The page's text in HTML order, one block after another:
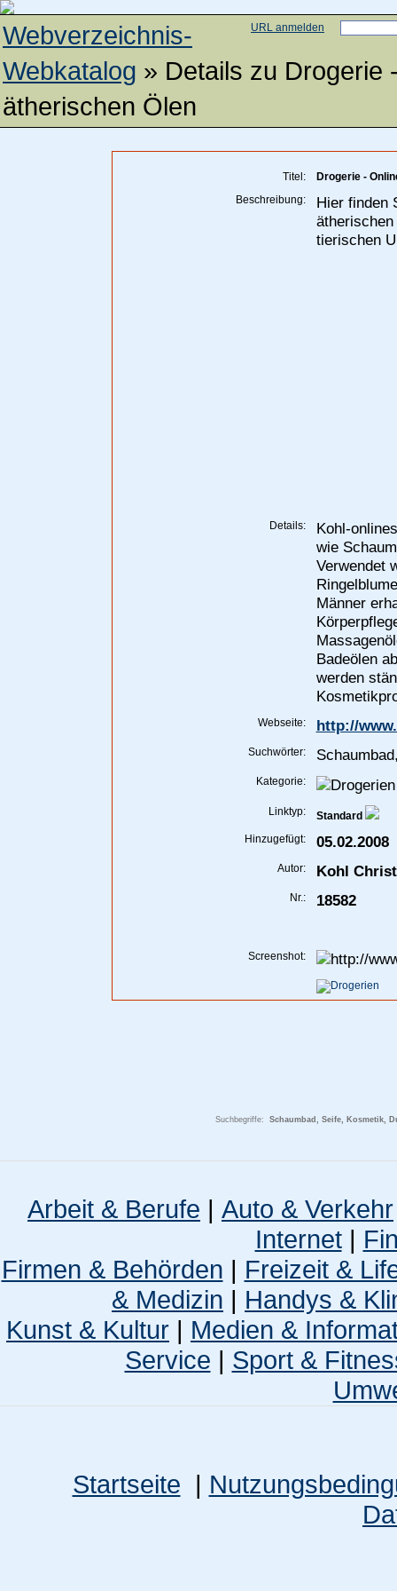
URL anmelden
Webverzeichnis-
Webkatalog » Details zu Drogerie
ätherischen Ölen
Titel:
Drogerie -
Beschreibung:
Hier finden
tierischen
Details:
Kohl-
wie
Verwendet
Männer
Badeölen
werden
Webseite: http://
Suchwörter:
Kategorie:
Linktyp:
Standard
Hinzugefügt:
05.02.2008
Autor: Kohl
Nr.: 18582
Screenshot:
Suchbegriffe: Schaumbad, Seife, Kosmetik,
Arbeit & Berufe | Auto & Verkehr
Internet|
Firmen & Behörden | Freizeit &
& Medizin | Handys &
Kunst & Kultur | Medien &
Service | Sport &
Startseite |